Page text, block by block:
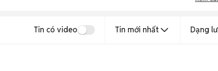
Tin có video Tin mới nhất Dạng